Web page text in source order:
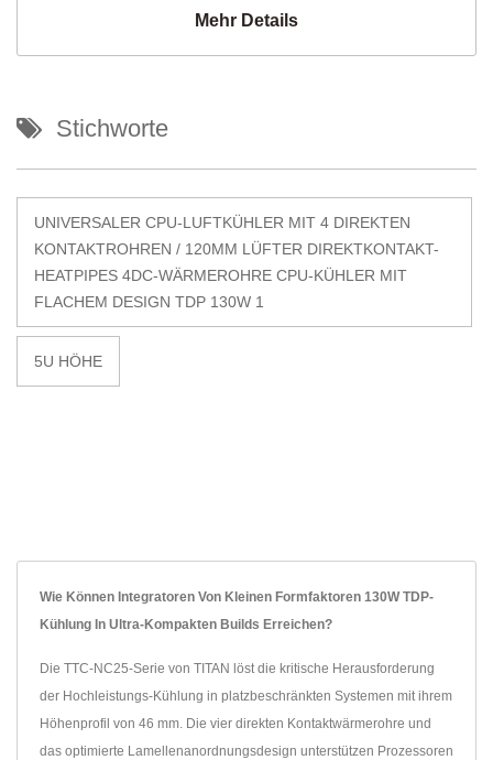
Mehr Details
Stichworte
UNIVERSALER CPU-LUFTKÜHLER MIT 4 DIREKTEN
KONTAKTROHREN / 120MM LÜFTER DIREKTKONTAKT-
HEATPIPES 4DC-WÄRMEROHRE CPU-KÜHLER MIT
FLACHEM DESIGN TDP 130W 1
5U HÖHE
Wie Können Integratoren Von Kleinen Formfaktoren 130W TDP-
Kühlung In Ultra-Kompakten Builds Erreichen?
Die TTC-NC25-Serie von TITAN löst die kritische Herausforderung
der Hochleistungs-Kühlung in platzbeschränkten Systemen mit ihrem
Höhenprofil von 46 mm. Die vier direkten Kontaktwärmerohre und
das optimierte Lamellenanordnungsdesign unterstützen Prozessoren